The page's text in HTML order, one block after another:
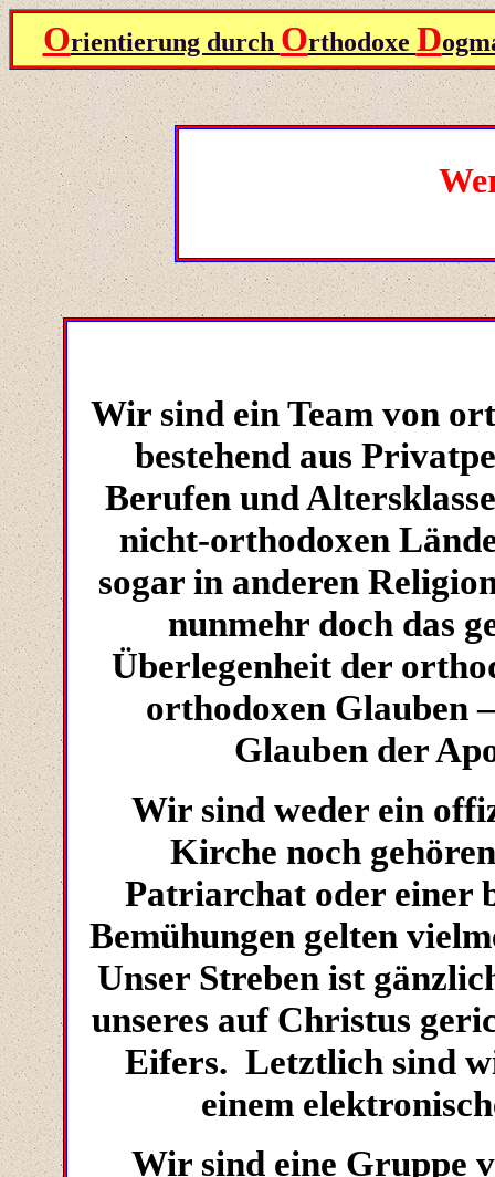
Orientierung durch Orthodoxe D
Wir sind ein Team von
bestehend aus
Berufen und
nicht-orthodoxen
sogar in anderen
nunmehr doch das
Überlegenheit der
orthodoxen Glauben
Glauben der
Wir sind weder ein
Kirche noch
Patriarchat oder einer
Bemühungen gelten
Unser Streben ist
unseres auf Christus
Eifers. Letztlich sind
einem
Wir sind eine Gruppe